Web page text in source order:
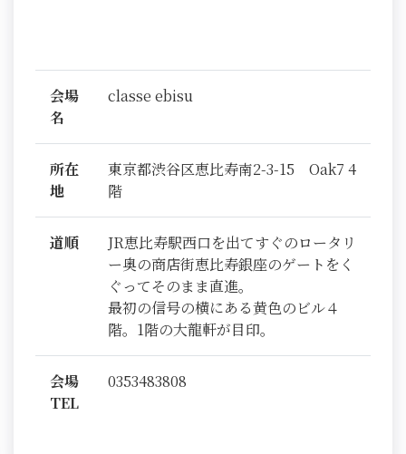
会場
名
classe ebisu
所在
地
東京都渋谷区恵比寿南2-3-15 Oak7 4
階
道順
JR恵比寿駅西口を出てすぐのロータリ
ー奥の商店街恵比寿銀座のゲートをく
ぐってそのまま直進。
最初の信号の横にある黄色のビル４
階。1階の大龍軒が目印。
会場
TEL
0353483808